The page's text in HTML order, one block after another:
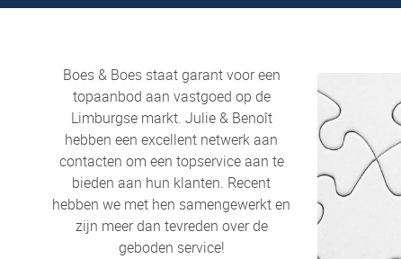
Boes & Boes staat garant voor een
topaanbod aan vastgoed op de
Limburgse markt. Julie & Benoît
hebben een excellent netwerk aan
contacten om een topservice aan te
bieden aan hun klanten. Recent
hebben we met hen samengewerkt en
zijn meer dan tevreden over de
geboden service!